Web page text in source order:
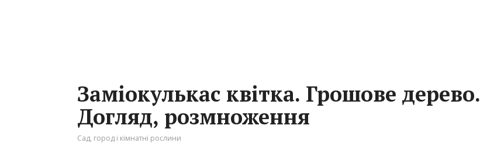
Заміокулькас квітка. Грошове дерево.
Догляд, розмноження
Сад, город і кімнатні рослини